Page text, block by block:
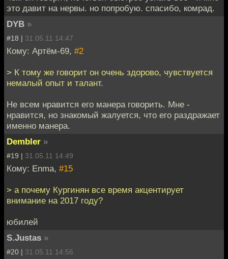
это давит на нервы. но попробую. спасибо, комрад.
DYB »
#18 | 31.05.11 14:47
Кому: Артём-69, #2
> К тому же говорит он очень здорово, чувствуется
немалый опыт и талант.
Не всем нравится его манера говорить. Мне -
нравится, но знакомый жалуется, что его раздражает
именно манера.
Dembler »
#19 | 31.05.11 14:49
Кому: Enma, #15
> а почему Кургинян все время акцентирует
внимание на 2017 году?
юбилей
S.Justas »
#20 | 31.05.11 14:56